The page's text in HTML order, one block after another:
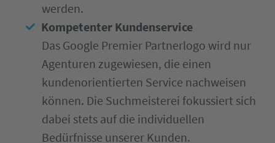
werden.
Kompetenter Kundenservice
Das Google Premier Partnerlogo wird nur
Agenturen zugewiesen, die einen
kundenorientierten Service nachweisen
können. Die Suchmeisterei fokussiert sich
dabei stets auf die individuellen
Bedürfnisse unserer Kunden.